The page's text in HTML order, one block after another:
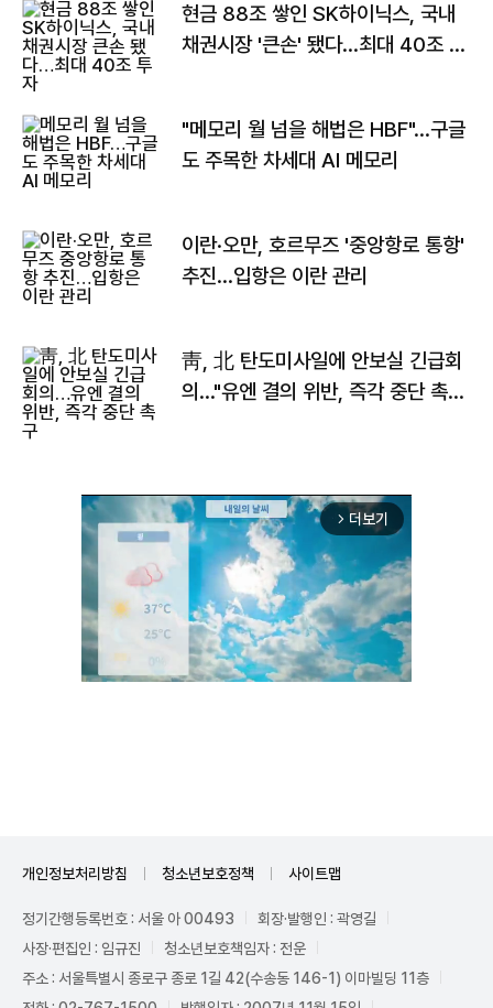
현금 88조 쌓인 SK하이닉스, 국내
채권시장 '큰손' 됐다…최대 40조 투
"메모리 월 넘을 해법은 HBF"…구글
도 주목한 차세대 AI 메모리
이란·오만, 호르무즈 '중앙항로 통항'
추진…입항은 이란 관리
靑, 北 탄도미사일에 안보실 긴급회
의…"유엔 결의 위반, 즉각 중단 촉
arrow_forward_ios 더보기
개인정보처리방침 청소년보호정책 사이트맵
정기간행등록번호 : 서울 아 00493
회장·발행인 : 곽영길
사장·편집인 : 임규진
청소년보호책임자 : 전운
주소 : 서울특별시 종로구 종로 1길 42(수송동 146-1) 이마빌딩 11층